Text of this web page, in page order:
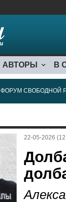
АВТОРЫ В
ФОРУМ СВОБОДНОЙ
22-05-2026